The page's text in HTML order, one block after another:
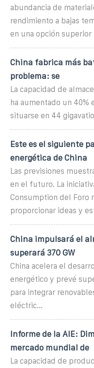
abundancia de
rendimiento a bajas
en una opción superior
China fabrica más
problema: se
La capacidad de
ha aumentado un 40%
situarse en 44
Este es el siguiente
energética de China
Las previsiones
en el futuro. La
Consumption del Foro
proporcionar ideas y
China impulsará el
superará 370 GW
China acelera el
energético y prevé
para integrar
eléctric...
Informe de la AIE:
mercado mundial de
La capacidad de